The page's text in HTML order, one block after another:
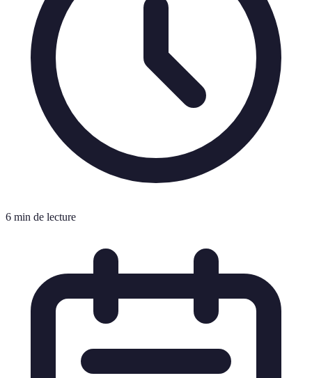
6 min de lecture